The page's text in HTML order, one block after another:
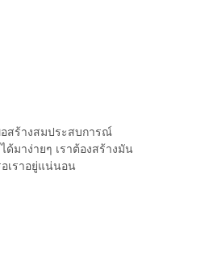
อสร้างสมประสบการณ์
มาง่ายๆ เราต้องสร้างมัน
เราอยู่แน่นอน